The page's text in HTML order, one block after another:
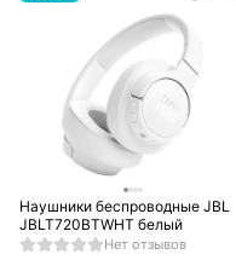
Наушники беспроводные JBL
JBLT720BTWHT белый
Нет отзывов